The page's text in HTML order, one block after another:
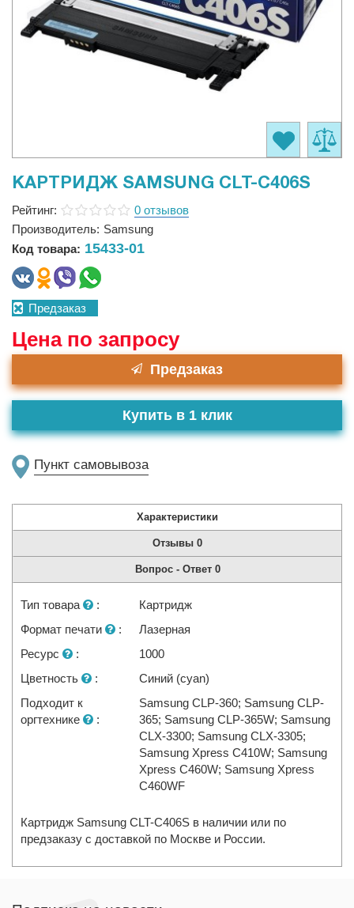
КАРТРИДЖ SAMSUNG CLT-C406S
Рейтинг:
0 отзывов
Производитель: Samsung
Код товара: 15433-01
Предзаказ
Цена по запросу
Предзаказ
Пункт самовывоза
Купить в 1 клик
Характеристики
Отзывы 0
Вопрос - Ответ 0
Тип товара :
Картридж
Формат печати
:
Лазерная
Ресурс
:
1000
Цветность
:
Синий (cyan)
Подходит к
оргтехнике
:
Samsung CLP-360; Samsung CLP-
365; Samsung CLP-365W; Samsung
CLX-3300; Samsung CLX-3305;
Samsung Xpress C410W; Samsung
Xpress C460W; Samsung Xpress
C460WF
Картридж Samsung CLT-C406S в наличии или по
предзаказу с доставкой по Москве и России.